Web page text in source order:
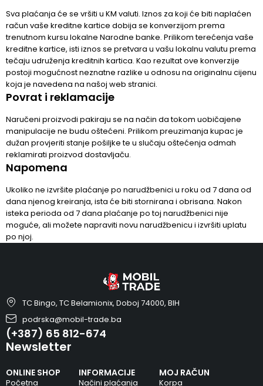
Sva plaćanja će se vršiti u KM valuti. Iznos za koji će biti naplaćen
račun vaše kreditne kartice dobija se konverzijom prema
trenutnom kursu lokalne Narodne banke. Prilikom terećenja vaše
kreditne kartice, isti iznos se pretvara u vašu lokalnu valutu prema
tečaju udruženja kreditnih kartica. Kao rezultat ove konverzije
postoji mogućnost neznatne razlike u odnosu na originalnu cijenu
koja je navedena na našoj web stranici.
Povrat i reklamacije
Naručeni proizvodi pakiraju se na način da tokom uobičajene
manipulacije ne budu oštećeni. Prilikom preuzimanja kupac je
dužan provjeriti stanje pošiljke te u slučaju oštećenja odmah
reklamirati proizvod dostavljaču.
Napomena
Ukoliko ne izvršite plaćanje po narudžbenici u roku od 7 dana od
dana njenog kreiranja, ista će biti stornirana i obrisana. Nakon
isteka perioda od 7 dana plaćanje po toj narudžbenici nije
moguće, ali možete napraviti novu narudžbenicu i izvršiti uplatu
po njoj.
TC Bingo, TC Belamionix, Doboj 74000, BIH
podrska@mobil-trade.ba
(+387) 65 812-674
ONLINE SHOP
Početna
INFORMACIJE
Načini plaćanja
MOJ RAČUN
Korpa
Newsletter